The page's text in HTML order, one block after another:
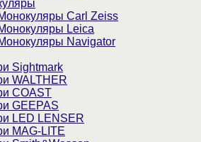
Carl Zeiss
Leica
Navigator
Sightmark
WALTHER
COAST
GEEPAS
LED LENSER
MAG-LITE